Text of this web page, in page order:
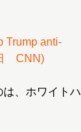
Trump anti-
CNN)
、ホワイトハ